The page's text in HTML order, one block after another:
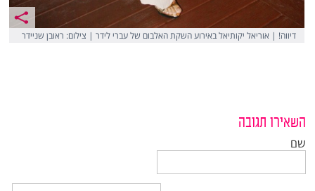
דיווה! | אוריאל יקותיאל באירוע השקת האלבום של עברי לידר | צילום: ראובן שניידר
השאירו תגובה
שם